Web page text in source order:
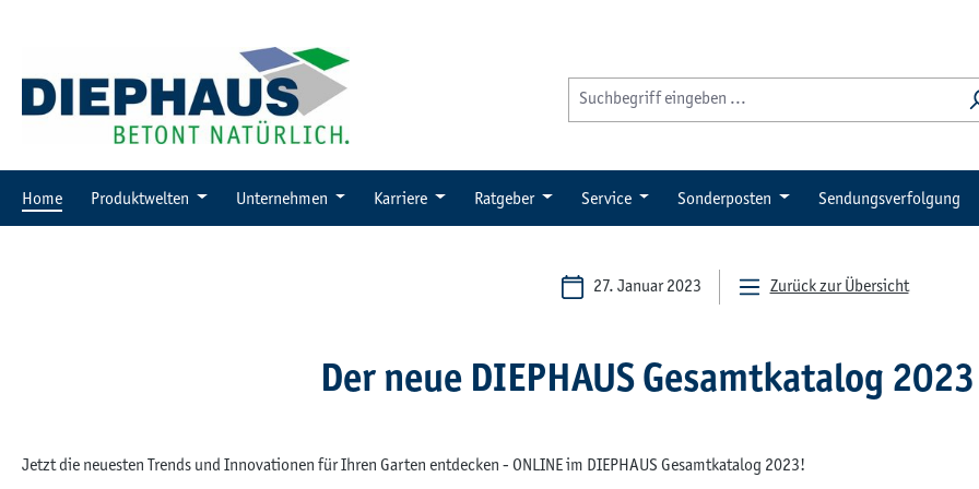
Home Produktwelten Unternehmen Karriere Ratgeber Service Sonderposten Sendungsverfolgung
27. Januar 2023 Zurück zur Übersicht
Der neue DIEPHAUS Gesamtkatalog
Jetzt die neuesten Trends und Innovationen für Ihren Garten entdecken - ONLINE im DIEPHAUS Gesamtkatalog 2023!